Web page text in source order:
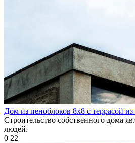
Дом из пеноблоков 8х8 с террасой из
Строительство собственного дома
людей.
0 22